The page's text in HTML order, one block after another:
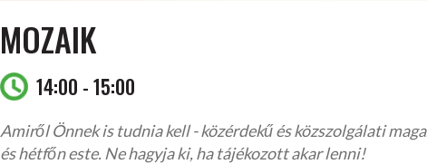
MOZAIK
14:00 -15:00
Amiről Önnek is tudnia kell - közérdekű és közszolgálati
és hétfőn este. Ne hagyja ki, ha tájékozott akar lenni!